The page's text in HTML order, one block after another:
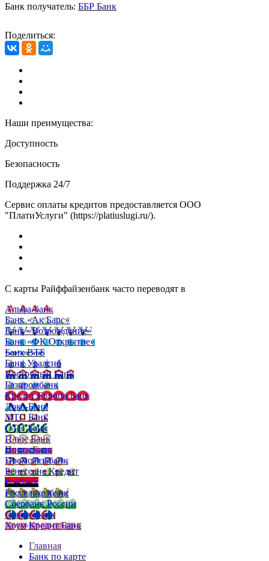
Банк получатель: ББР Банк
Поделиться:
Наши преимущества:
Доступность
Безопасность
Поддержка 24/7
Сервис оплаты кредитов предоставляется ООО
"ПлатиУслуги" (https://platiuslugi.ru/).
С карты Райффайзенбанк часто переводят в
Альфа-банк
Банк «Ак Барс»
Банк «Возрождение»
Банк «ФК Открытие»
Банк ВТБ
Банк Уралсиб
Восточный Банк
Газпромбанк
Кредит Европа Банк
Локо-Банк
МТС Банк
ОТП Банк
Плюс Банк
Почта Банк
Промсвязьбанк
Ренессанс Кредит
Росбанк
Россельхозбанк
Сбербанк России
Совкомбанк
Хоум Кредит Банк
Главная
Банк по карте